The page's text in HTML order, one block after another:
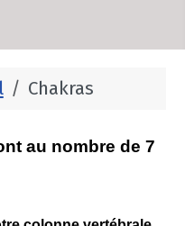
Chakras
au nombre de 7